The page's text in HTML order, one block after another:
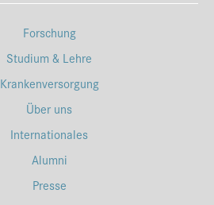
Forschung
Studium & Lehre
Krankenversorgung
Über uns
Internationales
Alumni
Presse